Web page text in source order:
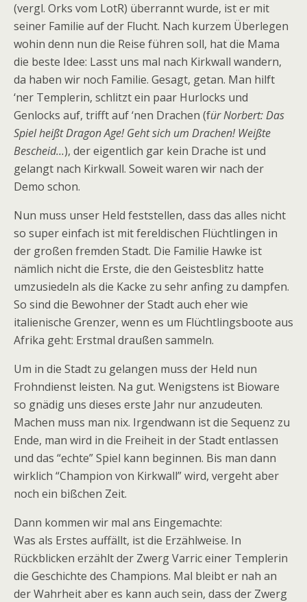
(vergl. Orks vom LotR) überrannt wurde, ist er mit
seiner Familie auf der Flucht. Nach kurzem Überlegen
wohin denn nun die Reise führen soll, hat die Mama
die beste Idee: Lasst uns mal nach Kirkwall wandern,
da haben wir noch Familie. Gesagt, getan. Man hilft
‘ner Templerin, schlitzt ein paar Hurlocks und
Genlocks auf, trifft auf ‘nen Drachen (für Norbert: Das
Spiel heißt Dragon Age! Geht sich um Drachen! Weißte
Bescheid…), der eigentlich gar kein Drache ist und
gelangt nach Kirkwall. Soweit waren wir nach der
Demo schon.
Nun muss unser Held feststellen, dass das alles nicht
so super einfach ist mit fereldischen Flüchtlingen in
der großen fremden Stadt. Die Familie Hawke ist
nämlich nicht die Erste, die den Geistesblitz hatte
umzusiedeln als die Kacke zu sehr anfing zu dampfen.
So sind die Bewohner der Stadt auch eher wie
italienische Grenzer, wenn es um Flüchtlingsboote aus
Afrika geht: Erstmal draußen sammeln.
Um in die Stadt zu gelangen muss der Held nun
Frohndienst leisten. Na gut. Wenigstens ist Bioware
so gnädig uns dieses erste Jahr nur anzudeuten.
Machen muss man nix. Irgendwann ist die Sequenz zu
Ende, man wird in die Freiheit in der Stadt entlassen
und das “echte” Spiel kann beginnen. Bis man dann
wirklich “Champion von Kirkwall” wird, vergeht aber
noch ein bißchen Zeit.
Dann kommen wir mal ans Eingemachte:
Was als Erstes auffällt, ist die Erzählweise. In
Rückblicken erzählt der Zwerg Varric einer Templerin
die Geschichte des Champions. Mal bleibt er nah an
der Wahrheit aber es kann auch sein, dass der Zwerg